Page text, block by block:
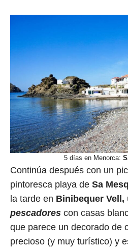
5 días en Menorca:
Continúa después con un
pintoresca playa de Sa
la tarde en Binibequer Vell,
pescadores con casas
que parece un decorado de
precioso (y muy turístico) y